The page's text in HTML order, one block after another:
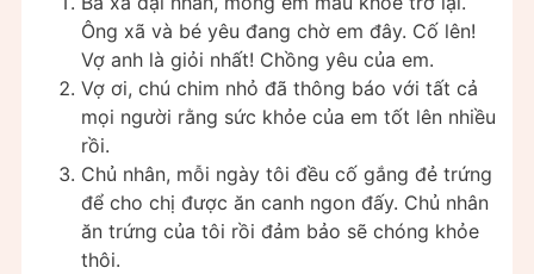
Ông xã và bé yêu đang chờ em đây. Cố lên!
Vợ anh là giỏi nhất! Chồng yêu của em.
Vợ ơi, chú chim nhỏ đã thông báo với tất cả
mọi người rằng sức khỏe của em tốt lên nhiều
rồi.
Chủ nhân, mỗi ngày tôi đều cố gắng đẻ trứng
để cho chị được ăn canh ngon đấy. Chủ nhân
ăn trứng của tôi rồi đảm bảo sẽ chóng khỏe
thôi.